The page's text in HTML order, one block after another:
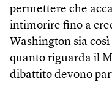
permettere che
intimorire fino a
Washington sia
quanto riguarda il
dibattito devono